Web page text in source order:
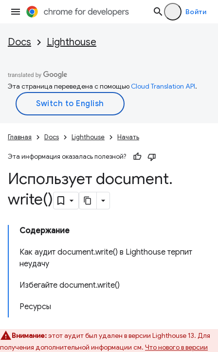
Войти
Docs Lighthouse
Эта страница переведена с помощьюCloud Translation API.
Главная Docs Lighthouse Начать
Эта информация оказалась полезной?
Использует document.
write()
Содержание
Как аудит document.write() в Lighthouse терпит
неудачу
Избегайте document.write()
Ресурсы
Внимание:этот аудит был удален в версии Lighthouse 13. Для
получения дополнительной информации см. Что нового в версии